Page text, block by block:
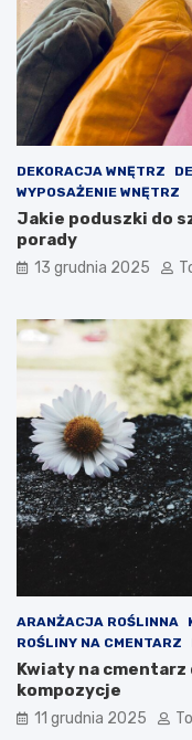
DEKORACJA WNĘTRZ
WYPOSAŻENIE WNĘTRZ
Jakie poduszki do
porady
13 grudnia 2025
ARANŻACJA ROŚLINNA
ROŚLINY NA CMENTARZ
Kwiaty na cmentarz
kompozycje
11 grudnia 2025